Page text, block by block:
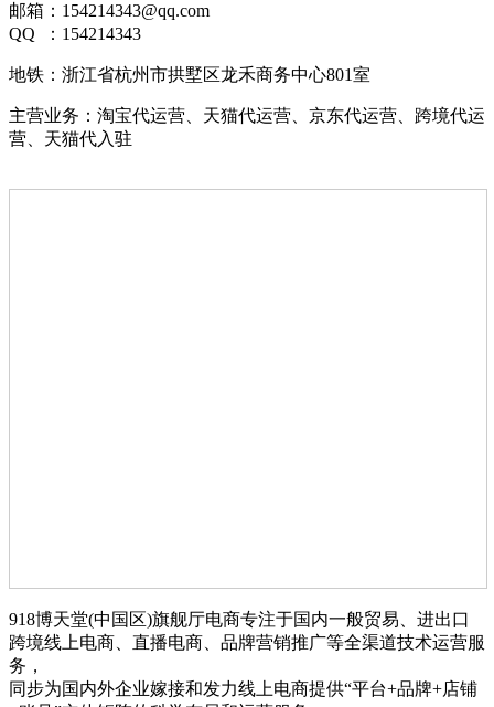
邮箱：154214343@qq.com
QQ ：154214343
地铁：浙江省杭州市拱墅区龙禾商务中心801室
主营业务：淘宝代运营、天猫代运营、京东代运营、跨境代运
营、天猫代入驻
918博天堂(中国区)旗舰厅电商专注于国内一般贸易、进出口
跨境线上电商、直播电商、品牌营销推广等全渠道技术运营服
务，
同步为国内外企业嫁接和发力线上电商提供“平台+品牌+店铺